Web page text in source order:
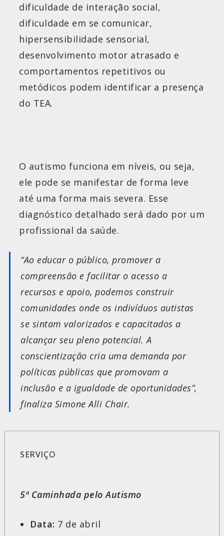
dificuldade de interação social,
dificuldade em se comunicar,
hipersensibilidade sensorial,
desenvolvimento motor atrasado e
comportamentos repetitivos ou
metódicos podem identificar a presença
do TEA.
O autismo funciona em níveis, ou seja,
ele pode se manifestar de forma leve
até uma forma mais severa. Esse
diagnóstico detalhado será dado por um
profissional da saúde.
“Ao educar o público, promover a
compreensão e facilitar o acesso a
recursos e apoio, podemos construir
comunidades onde os indivíduos autistas
se sintam valorizados e capacitados a
alcançar seu pleno potencial. A
conscientização cria uma demanda por
políticas públicas que promovam a
inclusão e a igualdade de oportunidades”,
finaliza Simone Alli Chair.
SERVIÇO
5ª Caminhada pelo Autismo
Data: 7 de abril